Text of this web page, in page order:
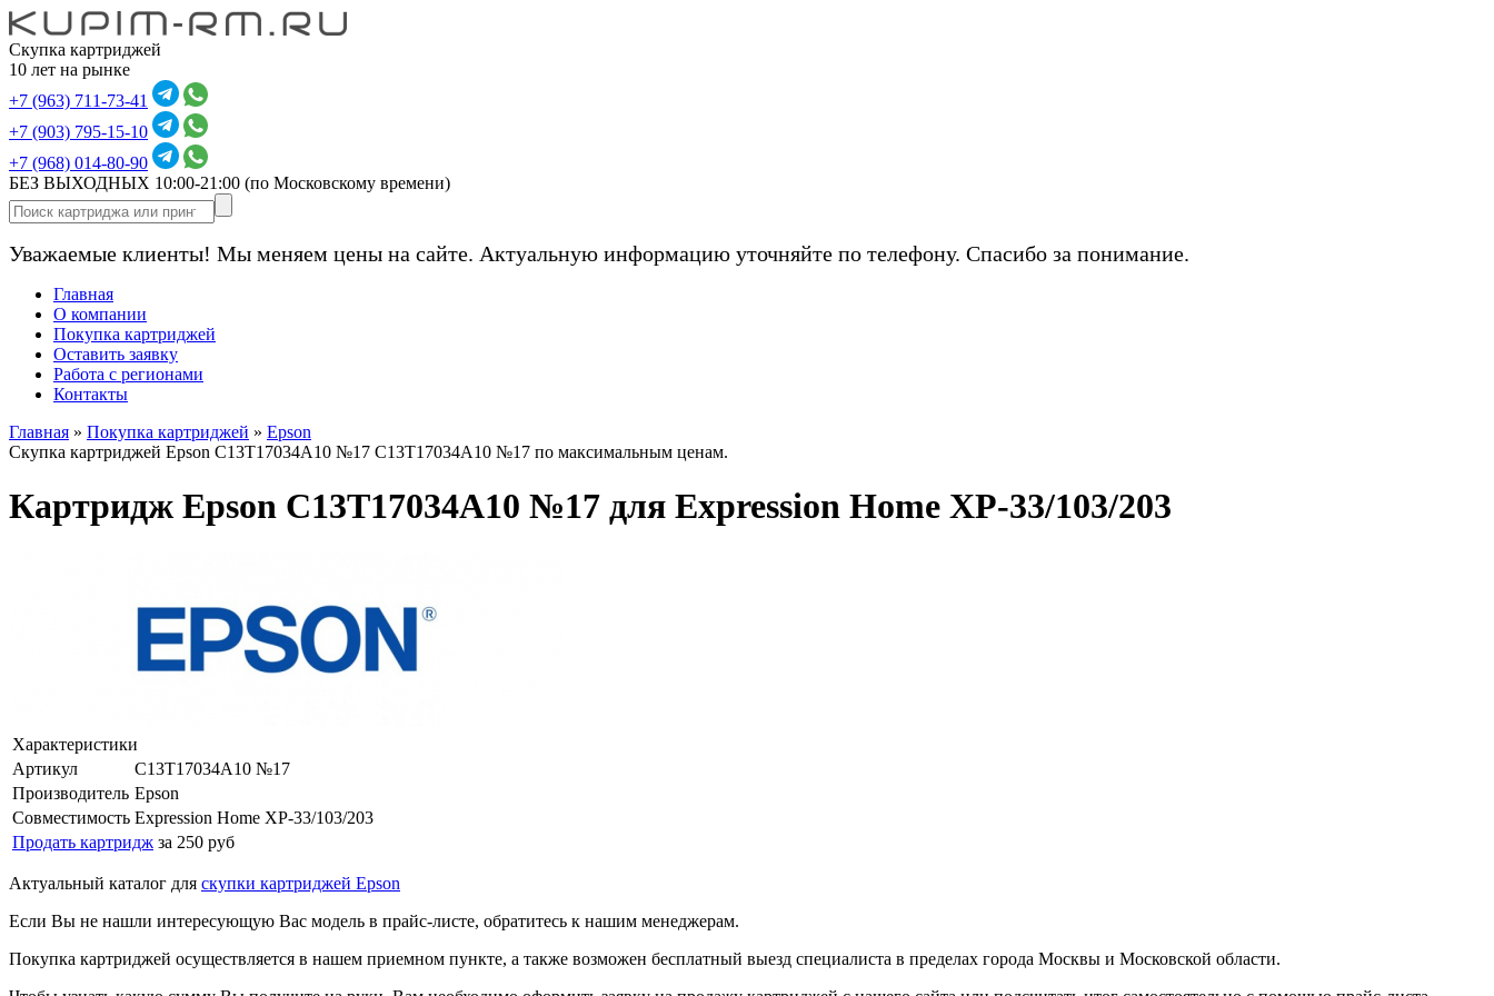
Скупка картриджей
10 лет на рынке
+7 (963) 711-73-41
+7 (903) 795-15-10
+7 (968) 014-80-90
БЕЗ ВЫХОДНЫХ 10:00-21:00 (по Московскому времени)
Уважаемые клиенты! Мы меняем цены на сайте. Актуальную информацию уточняйте по телефону. Спасибо за понимание.
Главная
О компании
Покупка картриджей
Оставить заявку
Работа с регионами
Контакты
Главная » Покупка картриджей » Epson
Скупка картриджей Epson C13T17034A10 №17 C13T17034A10 №17 по максимальным ценам.
Картридж Epson C13T17034A10 №17 для Expression Home XP-33/103/203
Характеристики
Артикул
C13T17034A10 №17
Производитель Epson
Совместимость Expression Home XP-33/103/203
Продать картридж за 250 руб
Актуальный каталог для скупки картриджей Epson
Если Вы не нашли интересующую Вас модель в прайс-листе, обратитесь к нашим менеджерам.
Покупка картриджей осуществляется в нашем приемном пункте, а также возможен бесплатный выезд специалиста в пределах города Москвы и Московской области.